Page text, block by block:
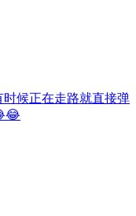
候正在走路就直接弹